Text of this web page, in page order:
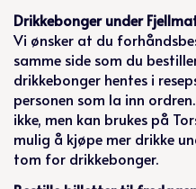
Drikkebonger under
Vi ønsker at du
samme side som du
drikkebonger hentes i
personen som la inn
ikke, men kan brukes på
mulig å kjøpe mer drikke
tom for drikkebonger.